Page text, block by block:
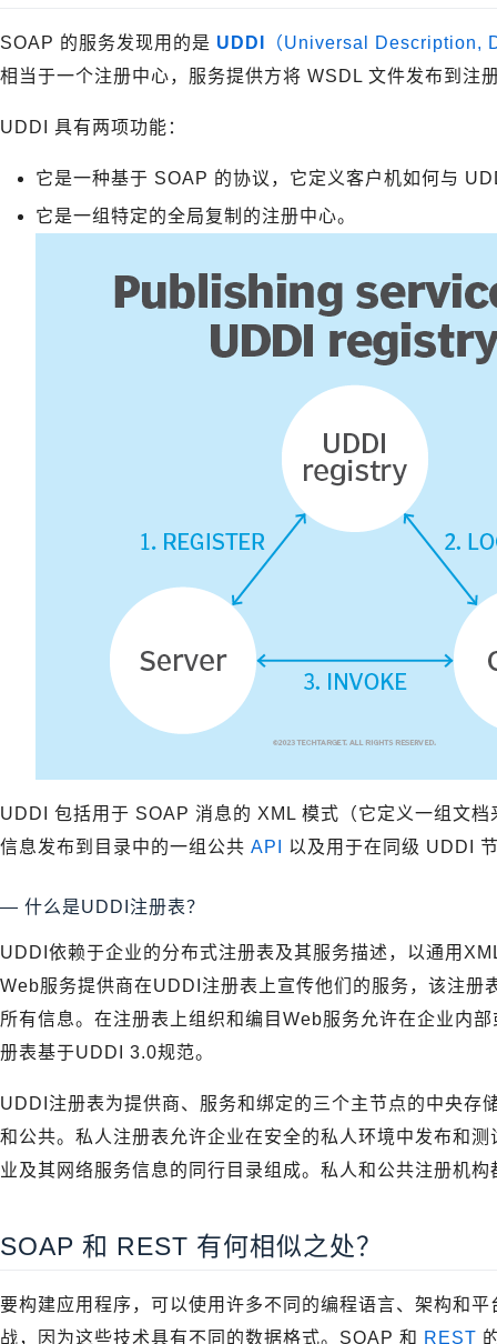
SOAP 的服务发现用的是 UDDI
（Universal Description,
相当于一个注册中心，服务提供方将 WSDL 文件发布到注
UDDI 具有两项功能：
它是一种基于 SOAP 的协议，它定义客户机如何与
它是一组特定的全局复制的注册中心。
UDDI 包括用于 SOAP 消息的 XML 模式（它定义一组文
信息发布到目录中的一组公共 API 以及用于在同级 UDDI
— 什么是UDDI注册表？
UDDI依赖于企业的分布式注册表及其服务描述，以通用
Web服务提供商在UDDI注册表上宣传他们的服务，该注册
所有信息。在注册表上组织和编目Web服务允许在企业内
册表基于UDDI 3.0规范。
UDDI注册表为提供商、服务和绑定的三个主节点的中央存
和公共。私人注册表允许企业在安全的私人环境中发布和
业及其网络服务信息的同行目录组成。私人和公共注册机
SOAP 和 REST 有何相似之处？
要构建应用程序，可以使用许多不同的编程语言、架构和
战，因为这些技术具有不同的数据格式。SOAP 和 REST